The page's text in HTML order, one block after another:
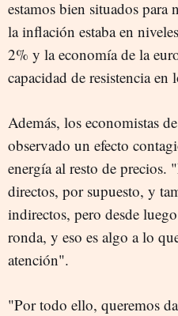
estamos bien situados para
la inflación estaba en
2% y la economía de la
capacidad de resistencia
Además, los economistas
observado un efecto
energía al resto de precios.
directos, por supuesto, y
indirectos, pero desde
ronda, y eso es algo a lo
atención".
"Por todo ello, queremos